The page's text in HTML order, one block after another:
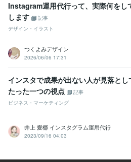
Instagram運用代行って、実際何をし
します
記事
デザイン・イラスト
つくよみデザイン
2026/06/06 17:31
インスタで成果が出ない人が見落とし
たった一つの視点
記事
ビジネス・マーケティング
井上 愛梛 インスタグラム運用代行
2023/09/16 04:03